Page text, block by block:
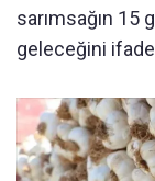
sarımsağın 15
geleceğini